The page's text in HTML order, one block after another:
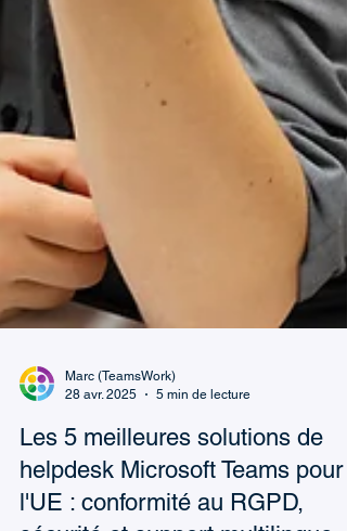
Marc (TeamsWork)
28 avr. 2025
5 min de lecture